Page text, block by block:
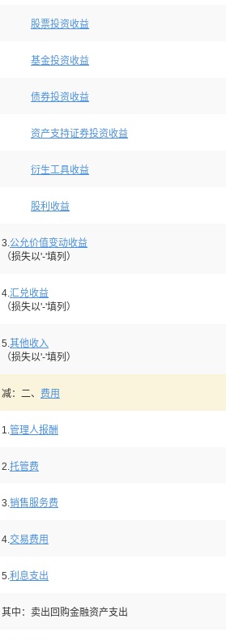
股票投资收益
基金投资收益
债券投资收益
资产支持证券投资收益
衍生工具收益
股利收益
3.公允价值变动收益
（损失以'-'填列）
4.汇兑收益
（损失以'-'填列）
5.其他收入
（损失以'-'填列）
减：二、 费用
1.管理人报酬
2.托管费
3.销售服务费
4.交易费用
5.利息支出
其中：卖出回购金融资产支出